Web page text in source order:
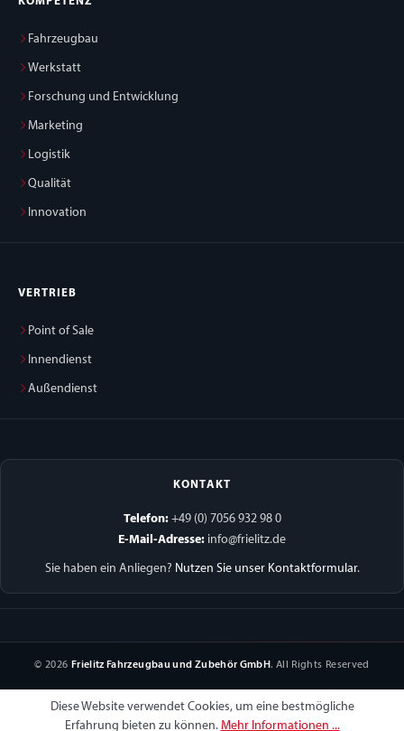
Fahrzeugbau
Werkstatt
Forschung und Entwicklung
Marketing
Logistik
Qualität
Innovation
VERTRIEB
Point of Sale
Innendienst
Außendienst
KONTAKT
Telefon:+49 (0) 7056 932 98 0
E-Mail-Adresse: info@frielitz.de
Sie haben ein Anliegen? Nutzen Sie unser Kontaktformular.
© 2026 Frielitz Fahrzeugbau und Zubehör GmbH. All Rights Reserved
Diese Website verwendet Cookies, um eine bestmögliche
Erfahrung bieten zu können. Mehr Informationen ...